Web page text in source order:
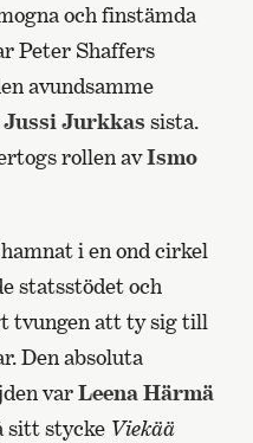
och finstämda
Peter Shaffers
avundsamme
Jussi Jurkkas sista.
rollen avIsmo
i en ond cirkel
statsstödet och
tvungen att ty sig till
Den absoluta
varLeena Härmä
sitt stycke Viekää